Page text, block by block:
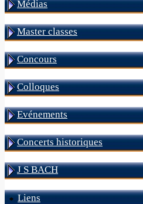
Médias
Master classes
Concours
Colloques
Evénements
Concerts historiques
J S BACH
Liens